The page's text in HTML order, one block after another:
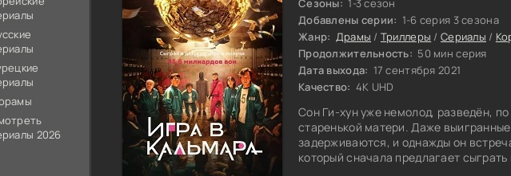
Сезоны: 1-3 сезон
Добавлены серии: 1-6 серия 3 сезона
Жанр: Драмы / Триллеры /Сериалы /
Продолжительность: 50 мин серия
Дата выхода: 17 сентября 2021
Качество: 4K UHD
Сон Ги-хун уже немолод, разведён,
старенькой матери. Даже
задерживаются, и однажды он
который сначала предлагает
2026